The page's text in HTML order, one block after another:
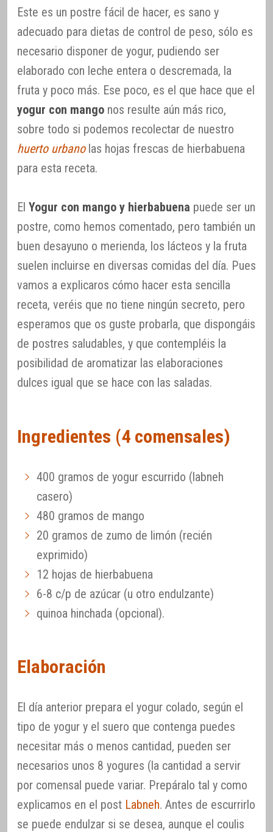
Este es un postre fácil de hacer, es sano y
adecuado para dietas de control de peso, sólo es
necesario disponer de yogur, pudiendo ser
elaborado con leche entera o descremada, la
fruta y poco más. Ese poco, es el que hace que el
yogur con mango nos resulte aún más rico,
sobre todo si podemos recolectar de nuestro
huerto urbanolas hojas frescas de hierbabuena
para esta receta.
El Yogur con mango y hierbabuena puede ser un
postre, como hemos comentado, pero también un
buen desayuno o merienda, los lácteos y la fruta
suelen incluirse en diversas comidas del día. Pues
vamos a explicaros cómo hacer esta sencilla
receta, veréis que no tiene ningún secreto, pero
esperamos que os guste probarla, que dispongáis
de postres saludables, y que contempléis la
posibilidad de aromatizar las elaboraciones
dulces igual que se hace con las saladas.
Ingredientes (4 comensales)
400 gramos de yogur escurrido (labneh
casero)
480 gramos de mango
20 gramos de zumo de limón (recién
exprimido)
12 hojas de hierbabuena
6-8 c/p de azúcar (u otro endulzante)
quinoa hinchada (opcional).
Elaboración
El día anterior prepara el yogur colado, según el
tipo de yogur y el suero que contenga puedes
necesitar más o menos cantidad, pueden ser
necesarios unos 8 yogures (la cantidad a servir
por comensal puede variar. Prepáralo tal y como
explicamos en el post Labneh. Antes de escurrirlo
se puede endulzar si se desea, aunque el coulis